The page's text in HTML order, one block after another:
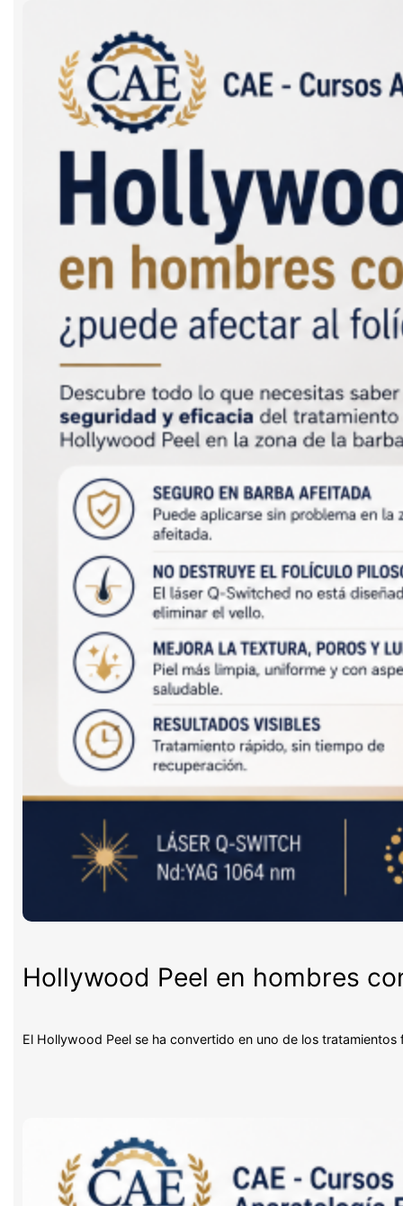
Hollywood Peel en hombres
El Hollywood Peel se ha convertido en uno de los tratamientos